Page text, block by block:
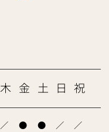
木 金 土 日 祝
／ ● ● ／ ／